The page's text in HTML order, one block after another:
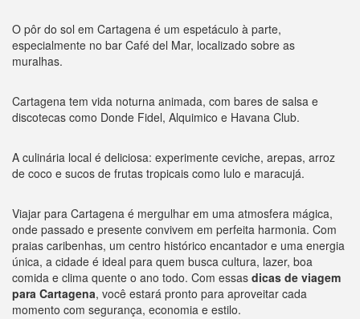
O pôr do sol em Cartagena é um espetáculo à parte,
especialmente no bar Café del Mar, localizado sobre as
muralhas.
Cartagena tem vida noturna animada, com bares de salsa e
discotecas como Donde Fidel, Alquimico e Havana Club.
A culinária local é deliciosa: experimente ceviche, arepas, arroz
de coco e sucos de frutas tropicais como lulo e maracujá.
Viajar para Cartagena é mergulhar em uma atmosfera mágica,
onde passado e presente convivem em perfeita harmonia. Com
praias caribenhas, um centro histórico encantador e uma energia
única, a cidade é ideal para quem busca cultura, lazer, boa
comida e clima quente o ano todo. Com essas dicas de viagem
para Cartagena, você estará pronto para aproveitar cada
momento com segurança, economia e estilo.